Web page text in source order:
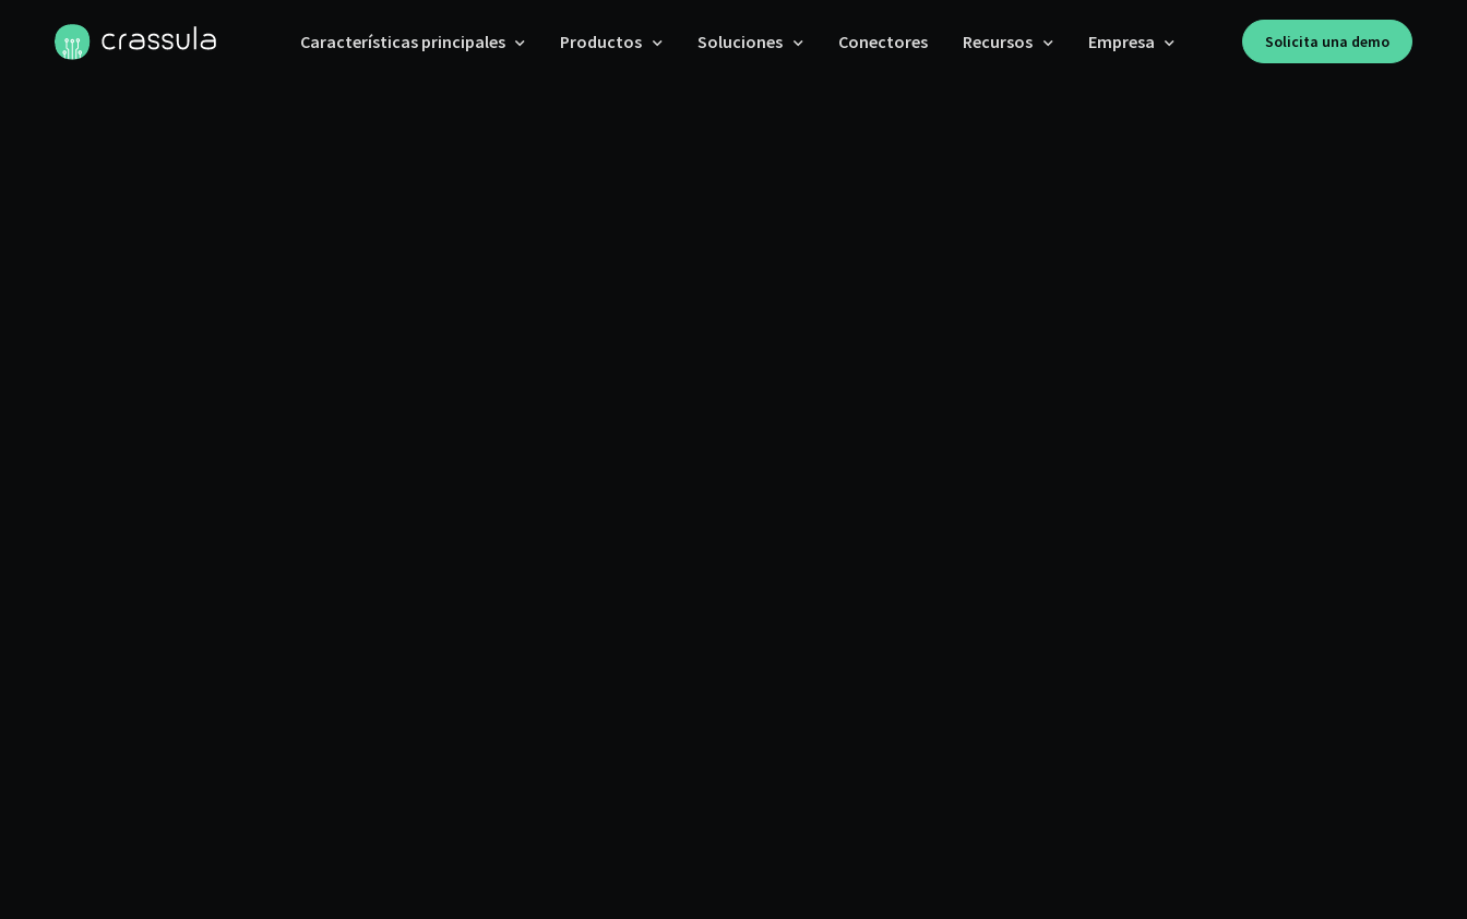
Características principales Productos Soluciones Conectores Recursos Empresa Solicita una demo